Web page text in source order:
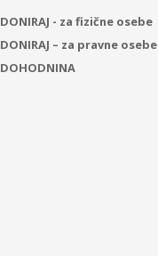
DONIRAJ - za fizične osebe
DONIRAJ – za pravne osebe
DOHODNINA